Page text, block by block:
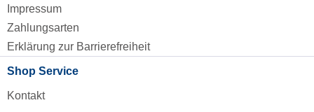
Impressum
Zahlungsarten
Erklärung zur Barrierefreiheit
Shop Service
Kontakt